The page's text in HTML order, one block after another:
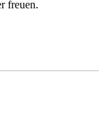
freuen.